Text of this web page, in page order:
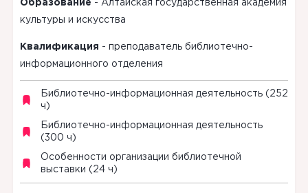
Образование - Алтайская государственная академия
культуры и искусства
Квалификация - преподаватель библиотечно-
информационного отделения
Библиотечно-информационная деятельность (252
ч)
Библиотечно-информационная деятельность
(300 ч)
Особенности организации библиотечной
выставки (24 ч)